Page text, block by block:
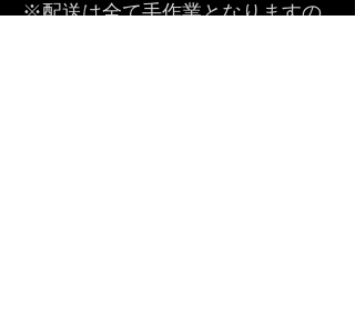
※配送は全て手作業となりますの